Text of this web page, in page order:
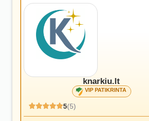
knarkiu.lt
VIP PATIKRINTA
5(5)